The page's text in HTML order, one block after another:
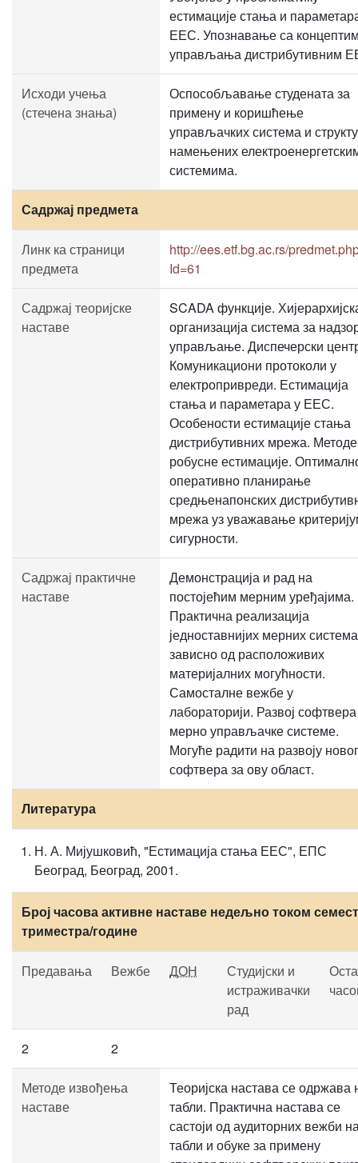
естимације стања и
ЕЕС. Упознавање са
управљања дистрибутивним
Исходи учења
(стечена знања)
Оспособљавање студената за
примену и коришћење
управљачких система и
намењених
системима.
Садржај предмета
Линк ка страници
предмета
http://ees.etf.bg.ac.rs/
Id=61
Садржај теоријске
наставе
SCADA функције.
организација система за
управљање. Диспечерски
Комуникациони протоколи у
електропривреди. Естимација
стања и параметара у ЕЕС.
Особености естимације стања
дистрибутивних мрежа. Методе
робусне естимације.
оперативно планирање
средњенапонских
мрежа уз уважавање
сигурности.
Садржај практичне
наставе
Демонстрација и рад на
постојећим мерним уређајима.
Практична реализација
једноставнијих мерних
зависно од расположивих
материјалних могућности.
Самосталне вежбе у
лабораторији. Развој
мерно управљачке системе.
Могуће радити на развоју новог
софтвера за ову област.
Литература
Н. А. Мијушковић, "Естимација стања ЕЕС", ЕПС
Београд, Београд, 2001.
Број часова активне наставе недељно током
триместра/године
Предавања Вежбе ДОН
Студијски и
истраживачки
рад
2 2
Методе извођења
наставе
Теоријска настава се одржава
табли. Практична настава се
састоји од аудиторних вежби
табли и обуке за примену